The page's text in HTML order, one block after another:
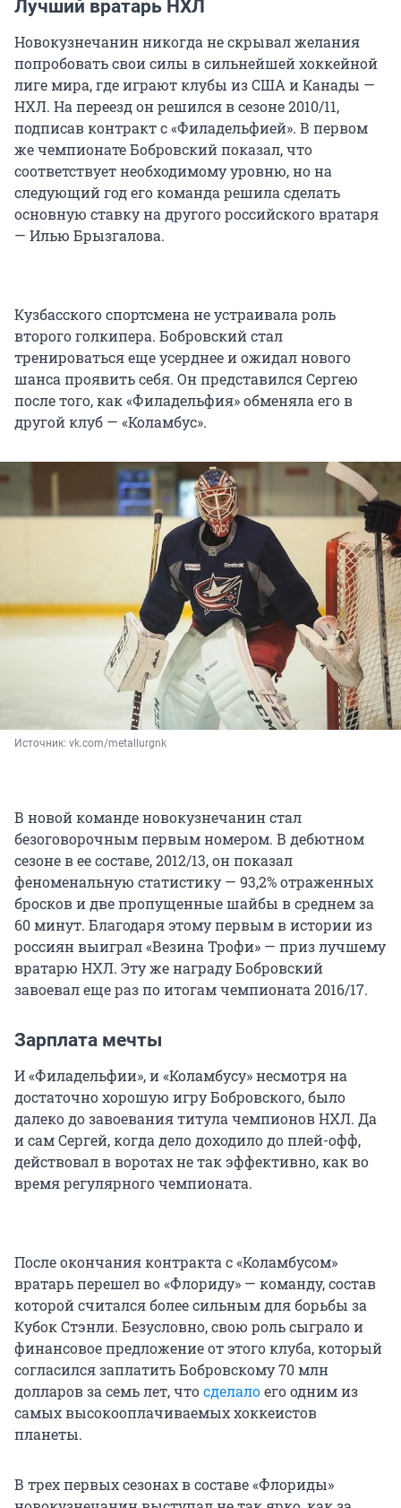
Лучший вратарь НХЛ
Новокузнечанин никогда не скрывал желания
попробовать свои силы в сильнейшей хоккейной
лиге мира, где играют клубы из США и Канады —
НХЛ. На переезд он решился в сезоне 2010/11,
подписав контракт с «Филадельфией». В первом
же чемпионате Бобровский показал, что
соответствует необходимому уровню, но на
следующий год его команда решила сделать
основную ставку на другого российского вратаря
— Илью Брызгалова.
Кузбасского спортсмена не устраивала роль
второго голкипера. Бобровский стал
тренироваться еще усерднее и ожидал нового
шанса проявить себя. Он представился Сергею
после того, как «Филадельфия» обменяла его в
другой клуб — «Коламбус».
Источник: vk.com/metallurgnk
В новой команде новокузнечанин стал
безоговорочным первым номером. В дебютном
сезоне в ее составе, 2012/13, он показал
феноменальную статистику — 93,2% отраженных
бросков и две пропущенные шайбы в среднем за
60 минут. Благодаря этому первым в истории из
россиян выиграл «Везина Трофи» — приз лучшему
вратарю НХЛ. Эту же награду Бобровский
завоевал еще раз по итогам чемпионата 2016/17.
Зарплата мечты
И «Филадельфии», и «Коламбусу» несмотря на
достаточно хорошую игру Бобровского, было
далеко до завоевания титула чемпионов НХЛ. Да
и сам Сергей, когда дело доходило до плей-офф,
действовал в воротах не так эффективно, как во
время регулярного чемпионата.
После окончания контракта с «Коламбусом»
вратарь перешел во «Флориду» — команду, состав
которой считался более сильным для борьбы за
Кубок Стэнли. Безусловно, свою роль сыграло и
финансовое предложение от этого клуба, который
согласился заплатить Бобровскому 70 млн
долларов за семь лет, чтосделалоего одним из
самых высокооплачиваемых хоккеистов
планеты.
В трех первых сезонах в составе «Флориды»